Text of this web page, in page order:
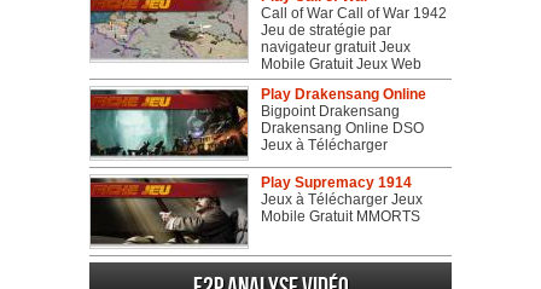
Call of War Call of War 1942
Jeu de stratégie par
navigateur gratuit Jeux
Mobile Gratuit Jeux Web
Play Drakensang Online
Bigpoint Drakensang
Drakensang Online DSO
Jeux à Télécharger
Play Supremacy 1914
Jeux à Télécharger Jeux
Mobile Gratuit MMORTS